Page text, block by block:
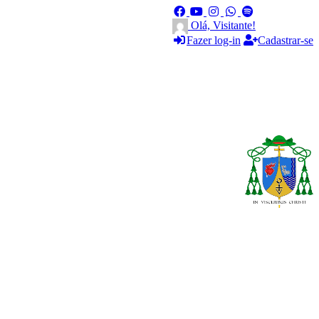
Olá, Visitante!
Fazer log-in
Cadastrar-se